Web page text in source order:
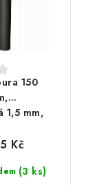
150
1,5 mm,
(3 ks)
Kč